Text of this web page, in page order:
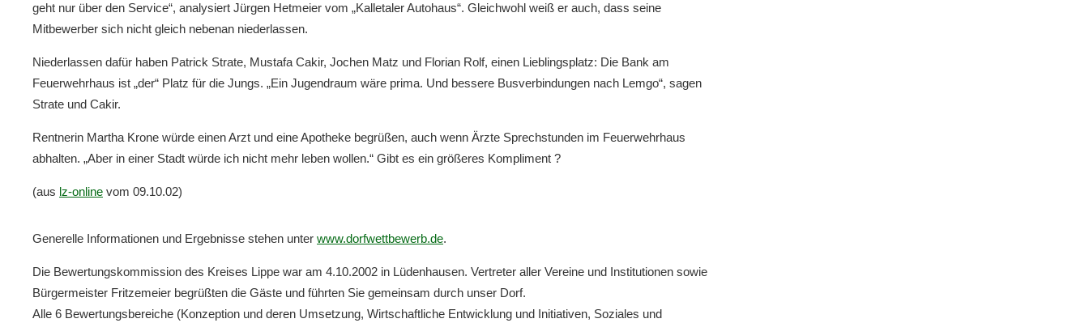
geht nur über den Service“, analysiert Jürgen Hetmeier vom „Kalletaler Autohaus“. Gleichwohl weiß er auch, dass seine
Mitbewerber sich nicht gleich nebenan niederlassen.
Niederlassen dafür haben Patrick Strate, Mustafa Cakir, Jochen Matz und Florian Rolf, einen Lieblingsplatz: Die Bank am
Feuerwehrhaus ist „der“ Platz für die Jungs. „Ein Jugendraum wäre prima. Und bessere Busverbindungen nach Lemgo“, sagen
Strate und Cakir.
Rentnerin Martha Krone würde einen Arzt und eine Apotheke begrüßen, auch wenn Ärzte Sprechstunden im Feuerwehrhaus
abhalten. „Aber in einer Stadt würde ich nicht mehr leben wollen.“ Gibt es ein größeres Kompliment ?
(aus lz-online vom 09.10.02)
Generelle Informationen und Ergebnisse stehen unter www.dorfwettbewerb.de.
Die Bewertungskommission des Kreises Lippe war am 4.10.2002 in Lüdenhausen. Vertreter aller Vereine und Institutionen sowie
Bürgermeister Fritzemeier begrüßten die Gäste und führten Sie gemeinsam durch unser Dorf.
Alle 6 Bewertungsbereiche (Konzeption und deren Umsetzung, Wirtschaftliche Entwicklung und Initiativen, Soziales und